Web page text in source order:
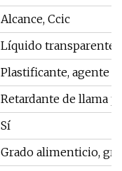
Alcance, Ccic
Líquido transparente
Plastificante, agente
Retardante de llama
Sí
Grado alimenticio,